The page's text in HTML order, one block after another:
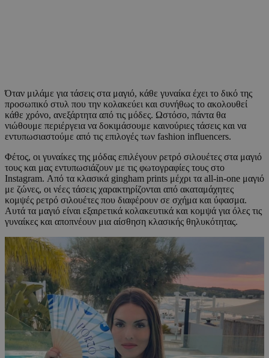
Όταν μιλάμε για τάσεις στα μαγιό, κάθε γυναίκα έχει το δικό της
προσωπικό στυλ που την κολακεύει και συνήθως το ακολουθεί
κάθε χρόνο, ανεξάρτητα από τις μόδες. Ωστόσο, πάντα θα
νιώθουμε περιέργεια να δοκιμάσουμε καινούριες τάσεις και να
εντυπωσιαστούμε από τις επιλογές των fashion influencers.
Φέτος, οι γυναίκες της μόδας επιλέγουν ρετρό σιλουέτες στα μαγιό
τους και μας εντυπωσιάζουν με τις φωτογραφίες τους στο
Instagram. Από τα κλασικά gingham prints μέχρι τα all-in-one μαγιό
με ζώνες, οι νέες τάσεις χαρακτηρίζονται από ακαταμάχητες
κομψές ρετρό σιλουέτες που διαφέρουν σε σχήμα και ύφασμα.
Αυτά τα μαγιό είναι εξαιρετικά κολακευτικά και κομψά για όλες τις
γυναίκες και αποπνέουν μια αίσθηση κλασικής θηλυκότητας.